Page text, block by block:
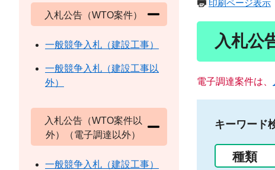
印刷ページ表示
入札公
電子調達案件は、
キーワード
種類
入札公告（WTO案件）
一般競争入札（建設工事）
一般競争入札（建設工事以
外）
入札公告（WTO案件以
外）（電子調達以外）
一般競争入札（建設工事）